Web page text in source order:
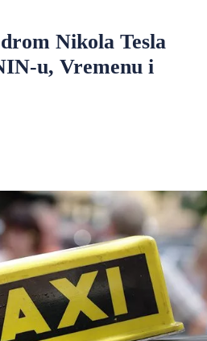
Nikola Tesla
u, Vremenu i